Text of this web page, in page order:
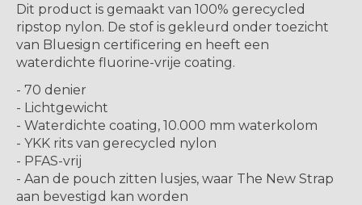
Dit product is gemaakt van 100% gerecycled
ripstop nylon. De stof is gekleurd onder toezicht
van Bluesign certificering en heeft een
waterdichte fluorine-vrije coating.
- 70 denier
- Lichtgewicht
- Waterdichte coating, 10.000 mm waterkolom
- YKK rits van gerecycled nylon
- PFAS-vrij
- Aan de pouch zitten lusjes, waar The New Strap
aan bevestigd kan worden